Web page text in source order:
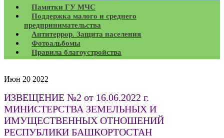
Памятки ГУ МЧС
Поддержка малого и среднего
предпринимательства
Антитеррор. Защита населения
Фотоальбомы
Правила благоустройства
Июн 20 2022
ИЗВЕЩЕНИЕ №2 от 16.06.2022 г.
МИНИСТЕРСТВА ЗЕМЕЛЬНЫХ И
ИМУЩЕСТВЕННЫХ ОТНОШЕНИЙ
РЕСПУБЛИКИ БАШКОРТОСТАН